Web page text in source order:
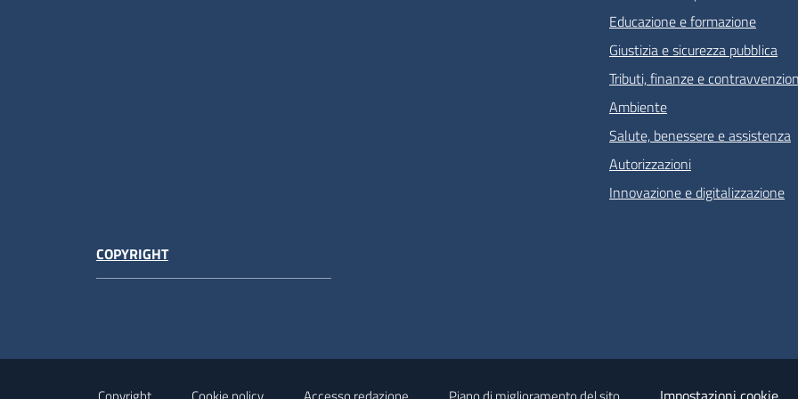
Educazione e formazione
Giustizia e sicurezza pubblica
Tributi, finanze e
Ambiente
Salute, benessere e assistenza
Autorizzazioni
Innovazione e digitalizzazione
COPYRIGHT